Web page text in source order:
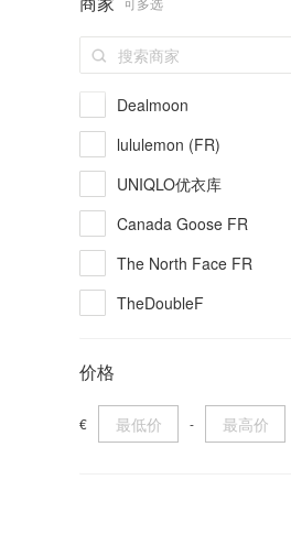
COS
Moose Knuckles
adidas
Max Mara
Dealmoon
lululemon (FR)
UNIQLO优衣库
Canada Goose FR
The North Face FR
TheDoubleF
COS (FR)
价格
€ -